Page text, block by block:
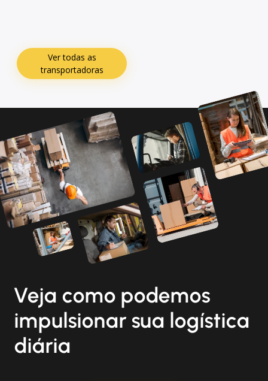
Ver todas as
transportadoras
Veja como podemos
impulsionar sua logística
diária